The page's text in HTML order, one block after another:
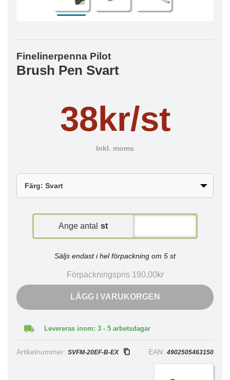
Finelinerpenna Pilot
Brush Pen Svart
38kr/st
Inkl. moms
Ange antal st
Säljs endast i hel förpackning om 5 st
Förpackningspris 190,00kr
LÄGG I VARUKORGEN
Levereras inom: 3 - 5 arbetsdagar
Artikelnummer: SVFM-20EF-B-EX EAN: 4902505463150